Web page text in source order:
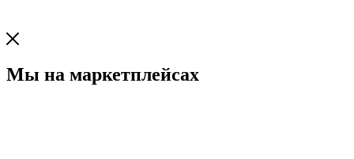
Мы на маркетплейсах